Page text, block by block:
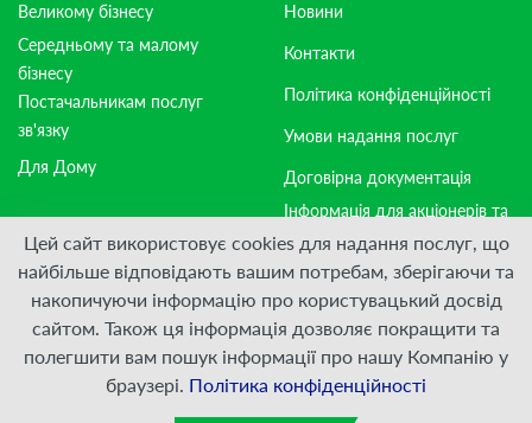
Великому бізнесу
Середньому та малому
бізнесу
Постачальникам послуг
зв'язку
Для Дому
Новини
Контакти
Політика конфіденційності
Умови надання послуг
Договірна документація
Інформація для акціонерів та
стейкхолдерів
Приєднуйтесь:
© ПрАТ "ДАТАГРУП", 2000 — 2026
Цей сайт використовує cookies для надання послуг, що
найбільше відповідають вашим потребам, зберігаючи та
накопичуючи інформацію про користувацький досвід
сайтом. Також ця інформація дозволяє покращити та
полегшити вам пошук інформації про нашу Компанію у
браузері. Політика конфіденційності